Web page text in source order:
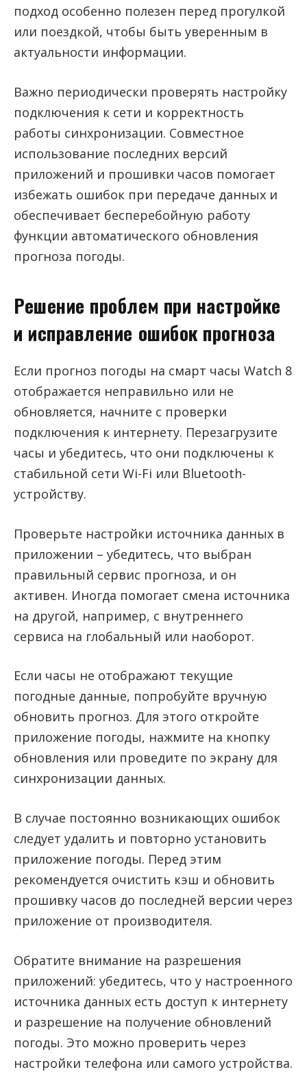
подход особенно полезен перед прогулкой
или поездкой, чтобы быть уверенным в
актуальности информации.
Важно периодически проверять настройку
подключения к сети и корректность
работы синхронизации. Совместное
использование последних версий
приложений и прошивки часов помогает
избежать ошибок при передаче данных и
обеспечивает бесперебойную работу
функции автоматического обновления
прогноза погоды.
Решение проблем при настройке
и исправление ошибок прогноза
Если прогноз погоды на смарт часы Watch 8
отображается неправильно или не
обновляется, начните с проверки
подключения к интернету. Перезагрузите
часы и убедитесь, что они подключены к
стабильной сети Wi-Fi или Bluetooth-
устройству.
Проверьте настройки источника данных в
приложении – убедитесь, что выбран
правильный сервис прогноза, и он
активен. Иногда помогает смена источника
на другой, например, с внутреннего
сервиса на глобальный или наоборот.
Если часы не отображают текущие
погодные данные, попробуйте вручную
обновить прогноз. Для этого откройте
приложение погоды, нажмите на кнопку
обновления или проведите по экрану для
синхронизации данных.
В случае постоянно возникающих ошибок
следует удалить и повторно установить
приложение погоды. Перед этим
рекомендуется очистить кэш и обновить
прошивку часов до последней версии через
приложение от производителя.
Обратите внимание на разрешения
приложений: убедитесь, что у настроенного
источника данных есть доступ к интернету
и разрешение на получение обновлений
погоды. Это можно проверить через
настройки телефона или самого устройства.